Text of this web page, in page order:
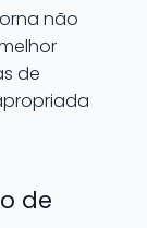
não
de
de